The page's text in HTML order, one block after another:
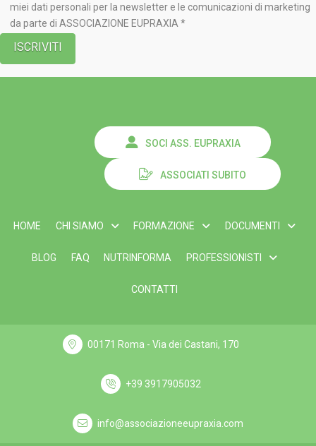
miei dati personali per la newsletter e le comunicazioni di marketing
da parte di ASSOCIAZIONE EUPRAXIA *
SOCI ASS. EUPRAXIA
ASSOCIATI SUBITO
HOME CHI SIAMO FORMAZIONE DOCUMENTI
BLOG FAQ NUTRINFORMA PROFESSIONISTI
CONTATTI
00171 Roma - Via dei Castani, 170
+39 3917905032
info@associazioneeupraxia.com